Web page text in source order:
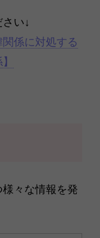
い↓
係に対処する
々な情報を発